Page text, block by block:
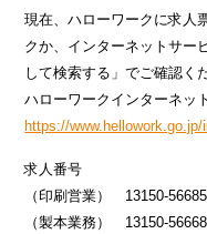
現在、ハローワークに求人
クか、インターネットサー
して検索する」でご確認く
ハローワークインターネッ
https://www.hellowork.go.jp/
求人番号
（印刷営業） 13150-
（製本業務） 13150-